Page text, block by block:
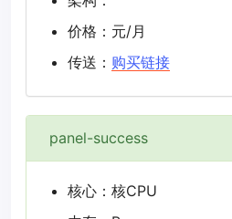
价格：元/月
传送： 购买链接
panel-success
核心：核CPU